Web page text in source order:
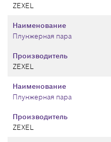
ZEXEL
Производитель
ZEXEL
Наименование
Плунжерная пара
Производитель
ZEXEL
Наименование
Плунжерная пара